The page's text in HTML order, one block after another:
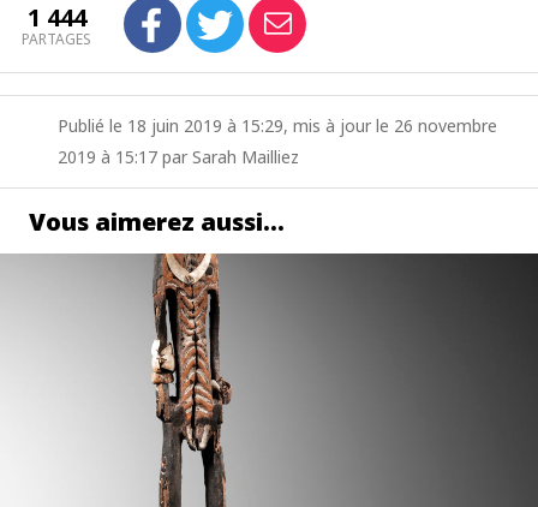
1 444
PARTAGES
Publié le 18 juin 2019 à 15:29, mis à jour le 26 novembre
2019 à 15:17 par Sarah Mailliez
Vous aimerez aussi…